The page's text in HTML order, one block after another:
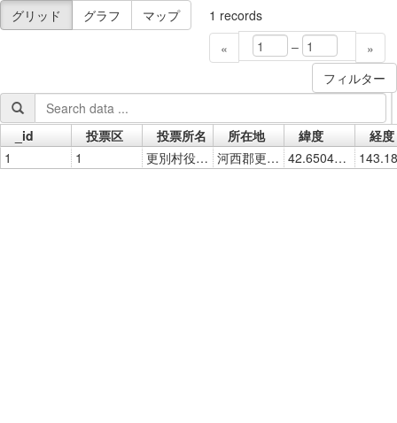
グリッド グラフ マップ 1 records
«
–
»
フィルター
Go »
_id 投票区 投票所名 所在地 緯度
経度
1
1 更別村役場１階村民ホール 河西郡更別村字更別南1線93番地 42.65047182